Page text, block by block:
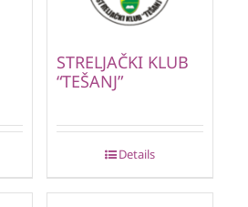
STRELJAČKI KLUB
“TEŠANJ”
Details